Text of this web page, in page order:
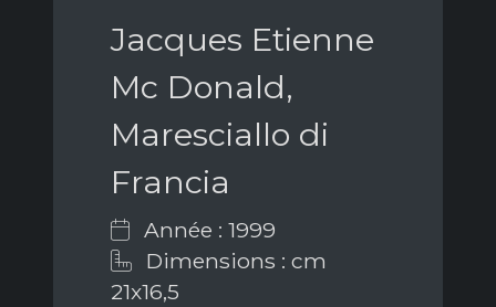
Jacques Etienne
Mc Donald,
Maresciallo di
Francia
Année : 1999
Dimensions : cm
21x16,5